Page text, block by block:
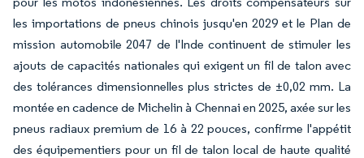
les importations de pneus chinois jusqu'en 2029 et le Plan de
mission automobile 2047 de l'Inde continuent de stimuler les
ajouts de capacités nationales qui exigent un fil de talon avec
des tolérances dimensionnelles plus strictes de ±0,02 mm. La
montée en cadence de Michelin à Chennai en 2025, axée sur les
pneus radiaux premium de 16 à 22 pouces, confirme l'appétit
des équipementiers pour un fil de talon local de haute qualité